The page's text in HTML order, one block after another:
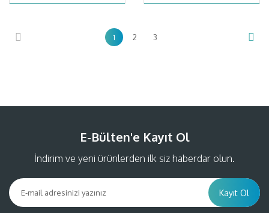
1 2 3
E-Bülten'e Kayıt Ol
İndirim ve yeni ürünlerden ilk siz haberdar olun.
Kayıt Ol